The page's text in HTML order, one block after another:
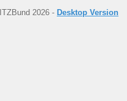
2026 - Desktop Version